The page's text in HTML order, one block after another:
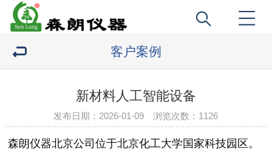
客户案例
新材料人工智能设备
发布日期：2026-01-09 浏览次数： 1126
森朗仪器北京公司位于北京化工大学国家科技园区。